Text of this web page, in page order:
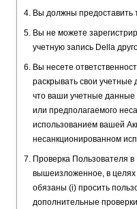
Вы должны предоставить
Вы не можете
учетную запись Della
Вы несете
раскрывать свои
что ваши учетные данные
или предполагаемого
использованием вашей
несанкционированном
Проверка Пользователя
вышеизложенное, в целях
обязаны (i) просить
дополнительные